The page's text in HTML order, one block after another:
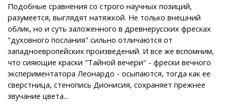
Подобные сравнения со строго научных позиций,
разумеется, выглядят натяжкой. Не только внешний
облик, но и суть заложенного в древнерусских фресках
"духовного послания" сильно отличаются от
западноевропейских произведений. И все же вспомним,
что сияющие краски "Тайной вечери" - фрески вечного
экспериментатора Леонардо - осыпаются, тогда как ее
сверстница, стенопись Дионисия, сохраняет прежнее
звучание цвета...